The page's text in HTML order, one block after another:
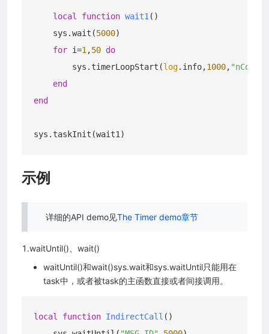
local function wait1 ()
    sys.wait(
5000)
for i=1 ,50 do
        sys.timerLoopStart(
log.info,1000,
end
end
示例
详细的API demo见The Timer demo章节
1.waitUntil()、wait()
waitUntil()和wait()sys.wait和sys.waitUntil只能用在
task中，或者被task的主函数直接或者间接调用。
local function IndirectCall ()